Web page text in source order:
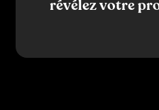
révélez votre